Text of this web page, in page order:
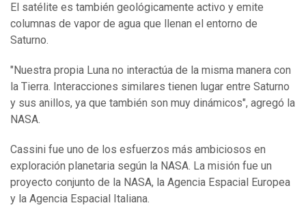
El satélite es también geológicamente activo y emite
columnas de vapor de agua que llenan el entorno de
Saturno.
"Nuestra propia Luna no interactúa de la misma manera con
la Tierra. Interacciones similares tienen lugar entre Saturno
y sus anillos, ya que también son muy dinámicos", agregó la
NASA.
Cassini fue uno de los esfuerzos más ambiciosos en
exploración planetaria según la NASA. La misión fue un
proyecto conjunto de la NASA, la Agencia Espacial Europea
y la Agencia Espacial Italiana.